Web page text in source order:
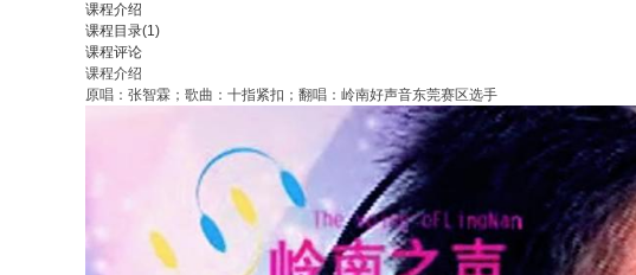
课程介绍
课程目录(1)
课程评论
课程介绍
原唱：张智霖；歌曲：十指紧扣；翻唱：岭南好声音东莞赛区选手